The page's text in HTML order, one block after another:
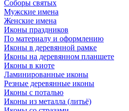
Соборы святых
Мужские имена
Женские имена
Иконы праздников
По материалу и оформлению
Иконы в деревянной рамке
Иконы на деревянном планшете
Иконы в киоте
Ламинированные иконы
Резные деревянные иконы
Иконы с поталью
Иконы из металла (литьё)